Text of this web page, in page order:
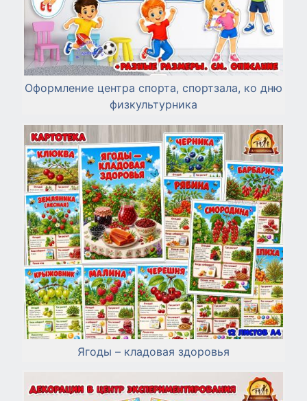
Оформление центра спорта, спортзала, ко дню
физкультурника
Ягоды – кладовая здоровья